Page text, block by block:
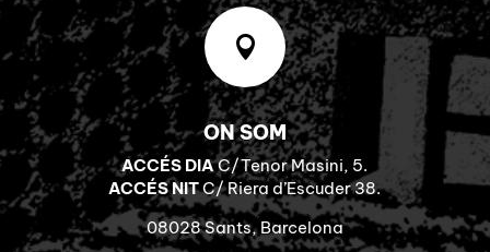

ON SOM
ACCÉS DIAC/Tenor Masini, 5.
ACCÉS NITC/ Riera d’Escuder 38.
08028 Sants, Barcelona